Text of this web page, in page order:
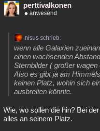
perttivalkonen
anwesend
nisus schrieb:
wenn alle Galaxien
einen wachsenden
Sternbilder ( großer wagen
Also es gibt ja am
keinen Platz, wohin sich
ausbreiten könnte.
Wie, wo sollen die hin? Bei
alles an seinem Platz.